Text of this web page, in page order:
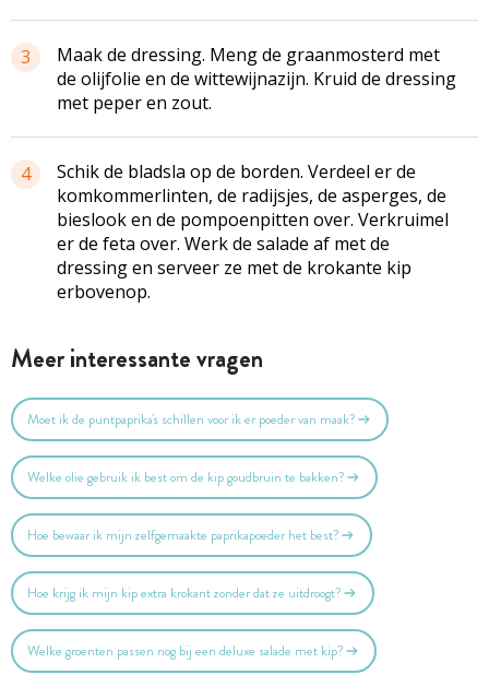
3
Maak de dressing. Meng de graanmosterd met
de olijfolie en de wittewijnazijn. Kruid de dressing
met peper en zout.
4
Schik de bladsla op de borden. Verdeel er de
komkommerlinten, de radijsjes, de asperges, de
bieslook en de pompoenpitten over. Verkruimel
er de feta over. Werk de salade af met de
dressing en serveer ze met de krokante kip
erbovenop.
Meer interessante vragen
Moet ik de puntpaprika's schillen voor ik er poeder van maak?
Welke olie gebruik ik best om de kip goudbruin te bakken?
Hoe bewaar ik mijn zelfgemaakte paprikapoeder het best?
Hoe krijg ik mijn kip extra krokant zonder dat ze uitdroogt?
Welke groenten passen nog bij een deluxe salade met kip?